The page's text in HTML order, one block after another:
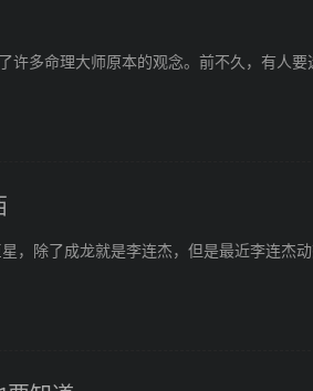
许多命理大师原本的观念。前不久，有人要
，除了成龙就是李连杰，但是最近李连杰